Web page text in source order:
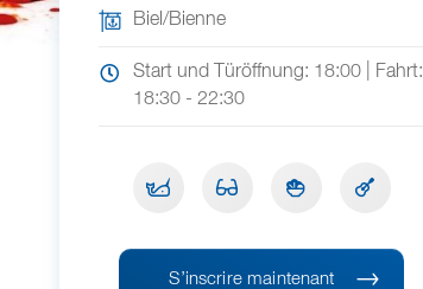
Biel/Bienne
Start und Türöffnung: 18:00 | Fahrt:
18:30 - 22:30
S’inscrire maintenant